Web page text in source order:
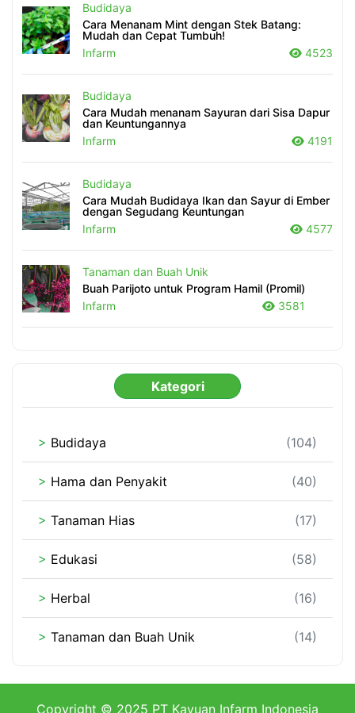
Budidaya
Cara Menanam Mint dengan Stek Batang:
Mudah dan Cepat Tumbuh!
Infarm
4523
Budidaya
Cara Mudah menanam Sayuran dari Sisa Dapur
dan Keuntungannya
Infarm
4191
Budidaya
Cara Mudah Budidaya Ikan dan Sayur di Ember
dengan Segudang Keuntungan
Infarm
4577
Tanaman dan Buah Unik
Buah Parijoto untuk Program Hamil (Promil)
Infarm
3581
Kategori
> Budidaya (104)
> Hama dan Penyakit (40)
> Tanaman Hias (17)
> Edukasi (58)
> Herbal (16)
> Tanaman dan Buah Unik (14)
Copyright © 2025 PT Kayuan Infarm Indonesia